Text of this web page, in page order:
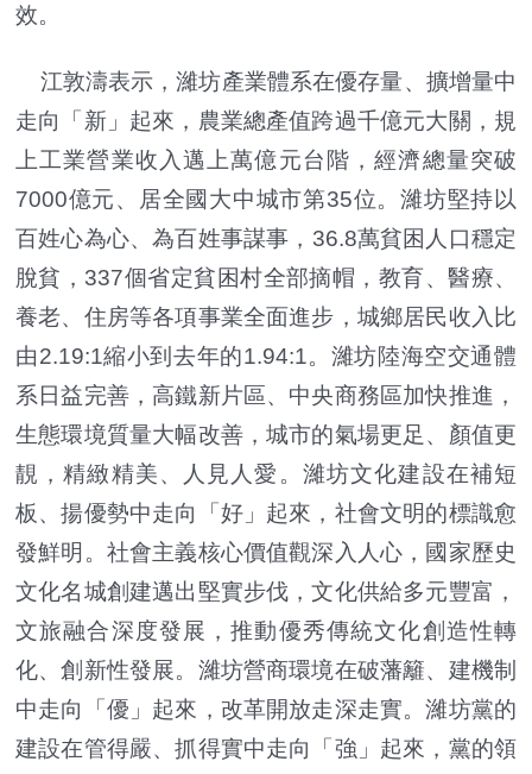
效。
江敦濤表示，濰坊產業體系在優存量、擴增量中
走向「新」起來，農業總產值跨過千億元大關，規
上工業營業收入邁上萬億元台階，經濟總量突破
7000億元、居全國大中城市第35位。濰坊堅持以
百姓心為心、為百姓事謀事，36.8萬貧困人口穩定
脫貧，337個省定貧困村全部摘帽，教育、醫療、
養老、住房等各項事業全面進步，城鄉居民收入比
由2.19:1縮小到去年的1.94:1。濰坊陸海空交通體
系日益完善，高鐵新片區、中央商務區加快推進，
生態環境質量大幅改善，城市的氣場更足、顏值更
靚，精緻精美、人見人愛。濰坊文化建設在補短
板、揚優勢中走向「好」起來，社會文明的標識愈
發鮮明。社會主義核心價值觀深入人心，國家歷史
文化名城創建邁出堅實步伐，文化供給多元豐富，
文旅融合深度發展，推動優秀傳統文化創造性轉
化、創新性發展。濰坊營商環境在破藩籬、建機制
中走向「優」起來，改革開放走深走實。濰坊黨的
建設在管得嚴、抓得實中走向「強」起來，黨的領